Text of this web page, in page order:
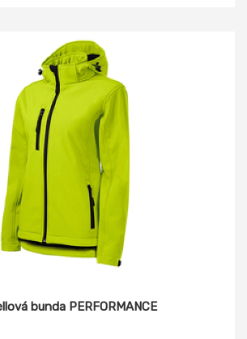
bunda PERFORMANCE